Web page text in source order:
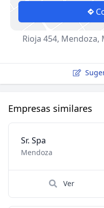
Rioja 454, Mendoza,
Empresas similares
Sr. Spa
Mendoza
Ver